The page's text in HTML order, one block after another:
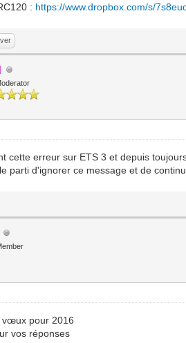
: https://www.dropbox.com/s/
cette erreur sur ETS 3 et depuis
parti d'ignorer ce message et de
vœux pour 2016
vos réponses